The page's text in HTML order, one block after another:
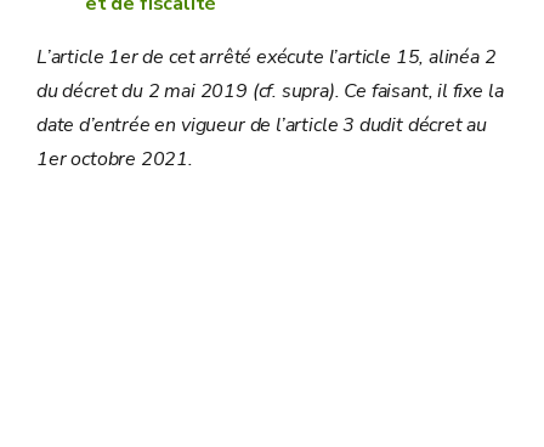
L’article 1er de cet arrêté exécute l’article 15, alinéa 2
du décret du 2 mai 2019 (cf. supra). Ce faisant, il fixe la
date d’entrée en vigueur de l’article 3 dudit décret au
1er octobre 2021.